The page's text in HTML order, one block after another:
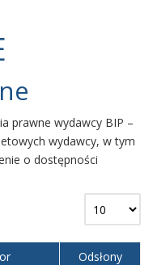
prawne wydawcy BIP –
wydawcy, w tym
o dostępności
Odsłony